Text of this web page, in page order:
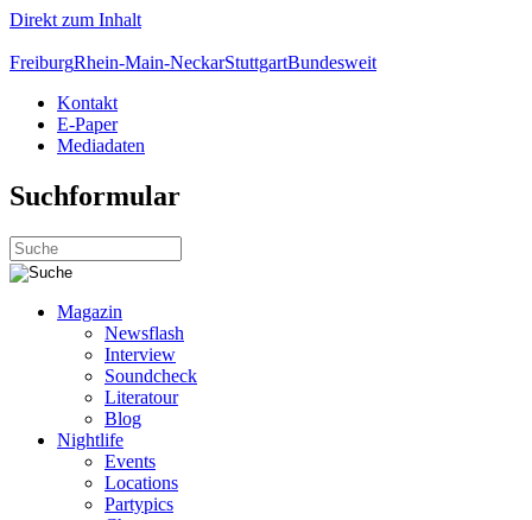
Direkt zum Inhalt
FreiburgRhein-Main-NeckarStuttgartBundesweit
Kontakt
E-Paper
Mediadaten
Suchformular
Magazin
Newsflash
Interview
Soundcheck
Literatour
Blog
Nightlife
Events
Locations
Partypics